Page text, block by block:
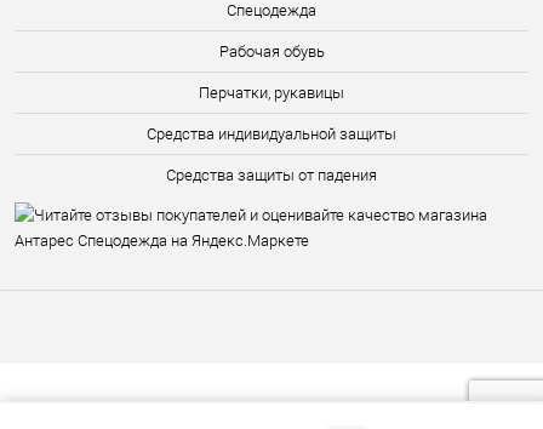
Спецодежда
Рабочая обувь
Перчатки, рукавицы
Средства индивидуальной защиты
Средства защиты от падения